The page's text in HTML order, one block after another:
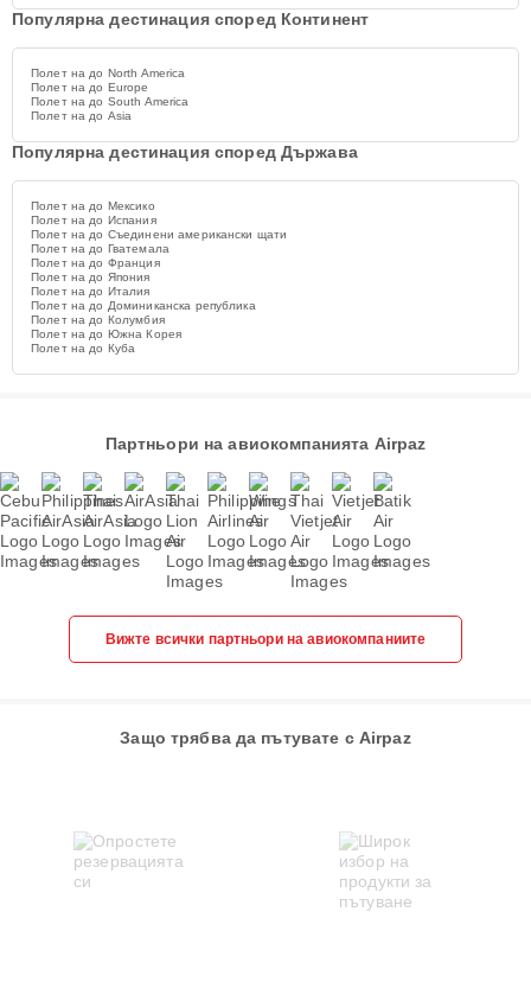
Популярна дестинация според Континент
Полет на до North America
Полет на до Europe
Полет на до South America
Полет на до Asia
Популярна дестинация според Държава
Полет на до Мексико
Полет на до Испания
Полет на до Съединени американски щати
Полет на до Гватемала
Полет на до Франция
Полет на до Япония
Полет на до Италия
Полет на до Доминиканска република
Полет на до Колумбия
Полет на до Южна Корея
Полет на до Куба
Партньори на авиокомпанията Airpaz
Вижте всички партньори на авиокомпаниите
Защо трябва да пътувате с Airpaz